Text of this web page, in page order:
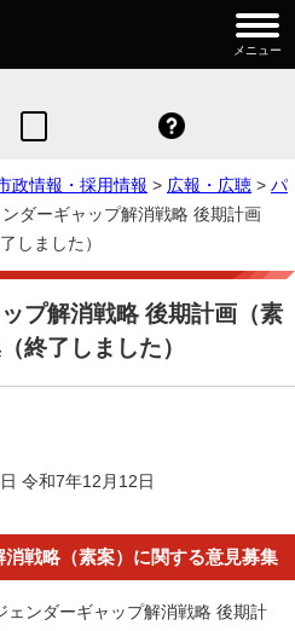
メニュー
政情報・採用情報 > 広報・広聴 > パ
ダーギャップ解消戦略 後期計画
しました）
プ解消戦略 後期計画（素
終了しました）
令和7年12月12日
戦略（素案）に関する意見募集
ンダーギャップ解消戦略 後期計